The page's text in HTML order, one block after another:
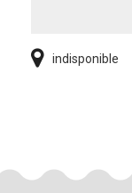
indisponible